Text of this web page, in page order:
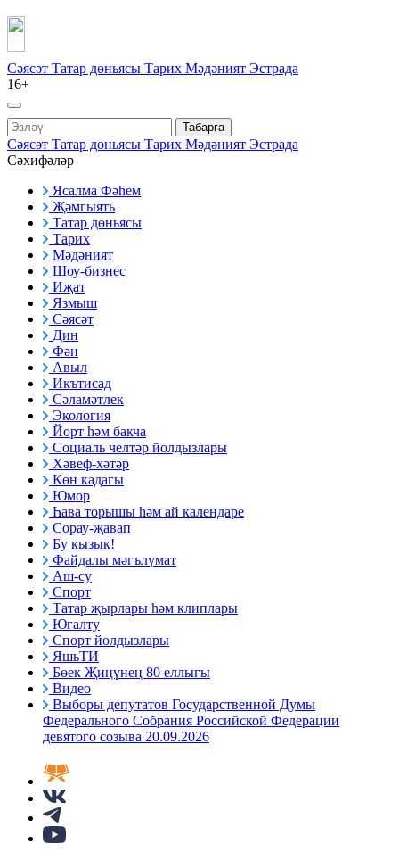
Сәясәт Татар дөньясы Тарих Мәдәният Эстрада
16+
Табарга
Сәясәт Татар дөньясы Тарих Мәдәният Эстрада
Сәхифәләр
Ясалма Фәһем
Җәмгыять
Татар дөньясы
Тарих
Мәдәният
Шоу-бизнес
Иҗат
Язмыш
Сәясәт
Дин
Фән
Авыл
Икътисад
Сәламәтлек
Экология
Йорт һәм бакча
Социаль челтәр йолдызлары
Хәвеф-хәтәр
Көн кадагы
Юмор
Һава торышы һәм ай календаре
Сорау-җавап
Бу кызык!
Файдалы мәгълүмат
Аш-су
Спорт
Татар җырлары һәм клиплары
Югалту
Спорт йолдызлары
ЯшьТИ
Бөек Җиңүнең 80 еллыгы
Видео
Выборы депутатов Государственной Думы
Федерального Собрания Российской Федерации
девятого созыва 20.09.2026